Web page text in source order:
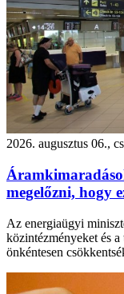
2026. augusztus 06.,
megelőzni, hogy
Az energiaügyi
közintézményeket és
önkéntesen